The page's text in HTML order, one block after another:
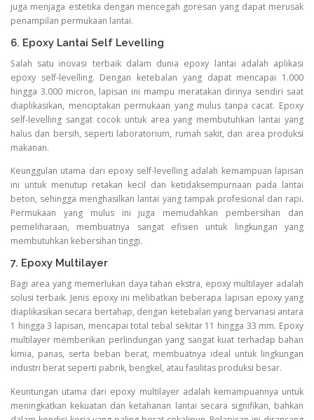
juga menjaga estetika dengan mencegah goresan yang dapat merusak
penampilan permukaan lantai.
6. Epoxy Lantai Self Levelling
Salah satu inovasi terbaik dalam dunia epoxy lantai adalah aplikasi
epoxy self-levelling. Dengan ketebalan yang dapat mencapai 1.000
hingga 3.000 micron, lapisan ini mampu meratakan dirinya sendiri saat
diaplikasikan, menciptakan permukaan yang mulus tanpa cacat. Epoxy
self-levelling sangat cocok untuk area yang membutuhkan lantai yang
halus dan bersih, seperti laboratorium, rumah sakit, dan area produksi
makanan.
Keunggulan utama dari epoxy self-levelling adalah kemampuan lapisan
ini untuk menutup retakan kecil dan ketidaksempurnaan pada lantai
beton, sehingga menghasilkan lantai yang tampak profesional dan rapi.
Permukaan yang mulus ini juga memudahkan pembersihan dan
pemeliharaan, membuatnya sangat efisien untuk lingkungan yang
membutuhkan kebersihan tinggi.
7. Epoxy Multilayer
Bagi area yang memerlukan daya tahan ekstra, epoxy multilayer adalah
solusi terbaik. Jenis epoxy ini melibatkan beberapa lapisan epoxy yang
diaplikasikan secara bertahap, dengan ketebalan yang bervariasi antara
1 hingga 3 lapisan, mencapai total tebal sekitar 11 hingga 33 mm. Epoxy
multilayer memberikan perlindungan yang sangat kuat terhadap bahan
kimia, panas, serta beban berat, membuatnya ideal untuk lingkungan
industri berat seperti pabrik, bengkel, atau fasilitas produksi besar.
Keuntungan utama dari epoxy multilayer adalah kemampuannya untuk
meningkatkan kekuatan dan ketahanan lantai secara signifikan, bahkan